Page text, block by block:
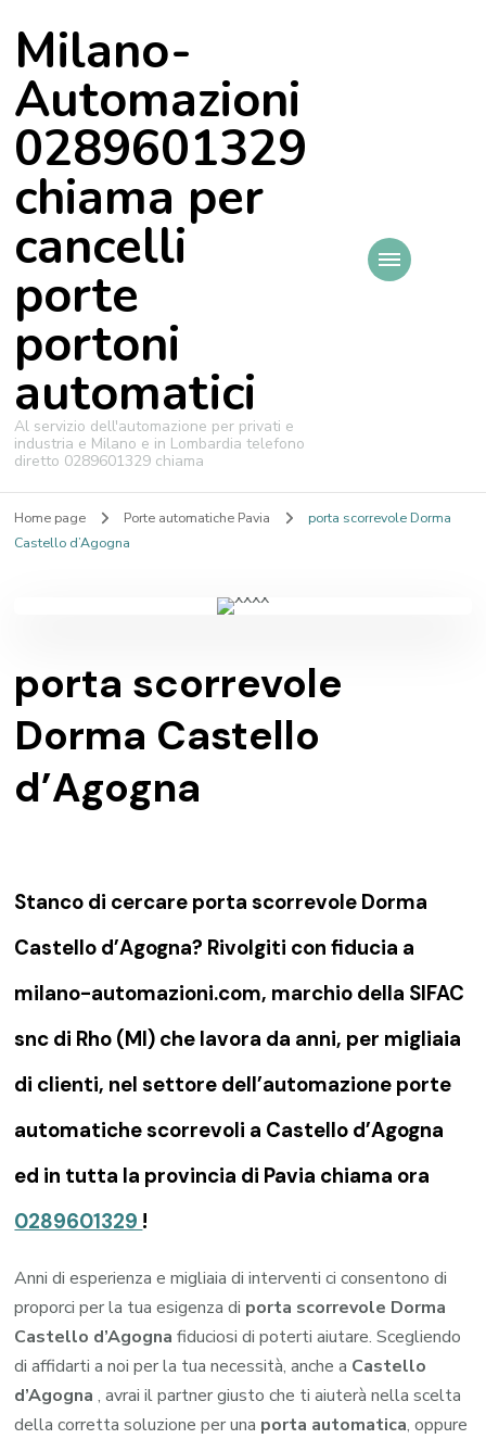
Milano-
Automazioni
0289601329
chiama per
cancelli
porte
portoni
automatici
Al servizio dell'automazione per privati e
industria e Milano e in Lombardia telefono
diretto 0289601329 chiama
Home page Porte automatiche Pavia
porta scorrevole Dorma
Castello d’Agogna
porta scorrevole
Dorma Castello
d’Agogna
Stanco di cercare porta scorrevole Dorma
Castello d’Agogna? Rivolgiti con fiducia a
milano-automazioni.com, marchio della SIFAC
snc di Rho (MI) che lavora da anni, per migliaia
di clienti, nel settore dell’automazione porte
automatiche scorrevoli a Castello d’Agogna
ed in tutta la provincia di Pavia chiama ora
0289601329 !
Anni di esperienza e migliaia di interventi ci consentono di
proporci per la tua esigenza di porta scorrevole Dorma
Castello d’Agogna fiduciosi di poterti aiutare. Scegliendo
di affidarti a noi per la tua necessità, anche a Castello
d’Agogna, avrai il partner giusto che ti aiuterà nella scelta
della corretta soluzione per una porta automatica, oppure